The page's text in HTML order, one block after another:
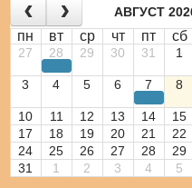
АВГУСТ
пн вт ср чт пт сб
27 28 29 30 31 1
3 4 5 6 7 8
10 11 12 13 14 15
17
18 19 20 21 22
24
25 26 27 28 29
31
1 2 3 4 5